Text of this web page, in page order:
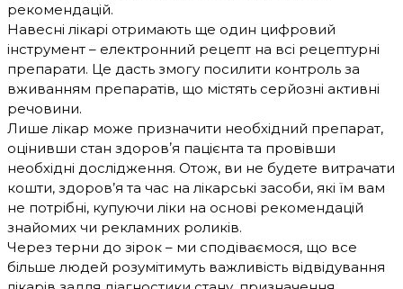
рекомендацій.
Навесні лікарі отримають ще один цифровий
інструмент – електронний рецепт на всі рецептурні
препарати. Це дасть змогу посилити контроль за
вживанням препаратів, що містять серйозні активні
речовини.
Лише лікар може призначити необхідний препарат,
оцінивши стан здоровʼя пацієнта та провівши
необхідні дослідження. Отож, ви не будете витрачати
кошти, здоров’я та час на лікарські засоби, які їм вам
не потрібні, купуючи ліки на основі рекомендацій
знайомих чи рекламних роликів.
Через терни до зірок – ми сподіваємося, що все
більше людей розумітимуть важливість відвідування